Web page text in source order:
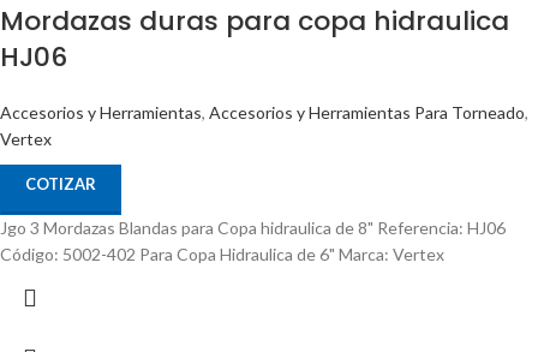
Mordazas duras para copa hidraulica
HJ06
Accesorios y Herramientas, Accesorios y Herramientas Para Torneado,
Vertex
COTIZAR
Jgo 3 Mordazas Blandas para Copa hidraulica de 8" Referencia: HJ06
Código: 5002-402 Para Copa Hidraulica de 6" Marca: Vertex